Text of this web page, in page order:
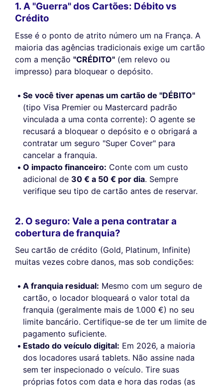
1. A "Guerra" dos Cartões: Débito vs
Crédito
Esse é o ponto de atrito número um na França. A
maioria das agências tradicionais exige um cartão
com a menção "CRÉDITO" (em relevo ou
impresso) para bloquear o depósito.
Se você tiver apenas um cartão de "DÉBITO"
(tipo Visa Premier ou Mastercard padrão
vinculada a uma conta corrente): O agente se
recusará a bloquear o depósito e o obrigará a
contratar um seguro "Super Cover" para
cancelar a franquia.
O impacto financeiro: Conte com um custo
adicional de 30 € a 50 € por dia. Sempre
verifique seu tipo de cartão antes de reservar.
2. O seguro: Vale a pena contratar a
cobertura de franquia?
Seu cartão de crédito (Gold, Platinum, Infinite)
muitas vezes cobre danos, mas sob condições:
A franquia residual: Mesmo com um seguro de
cartão, o locador bloqueará o valor total da
franquia (geralmente mais de 1.000 €) no seu
limite bancário. Certifique-se de ter um limite de
pagamento suficiente.
Estado do veículo digital: Em 2026, a maioria
dos locadores usará tablets. Não assine nada
sem ter inspecionado o veículo. Tire suas
próprias fotos com data e hora das rodas (as